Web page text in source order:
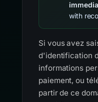
with
Si vous avez
d'identification
informations
paiement, ou
partir de ce